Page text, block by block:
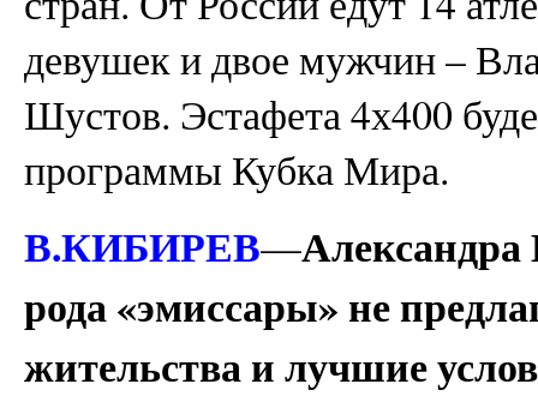
девушек и двое мужчин –
Шустов. Эстафета 4х400
программы Кубка Мира.
В.КИБИРЕВ—Александра
рода «эмиссары» не
жительства и лучшие